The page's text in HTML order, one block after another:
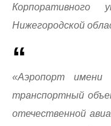
Корпоративного
Нижегородской
«Аэропорт
транспортный
отечественной